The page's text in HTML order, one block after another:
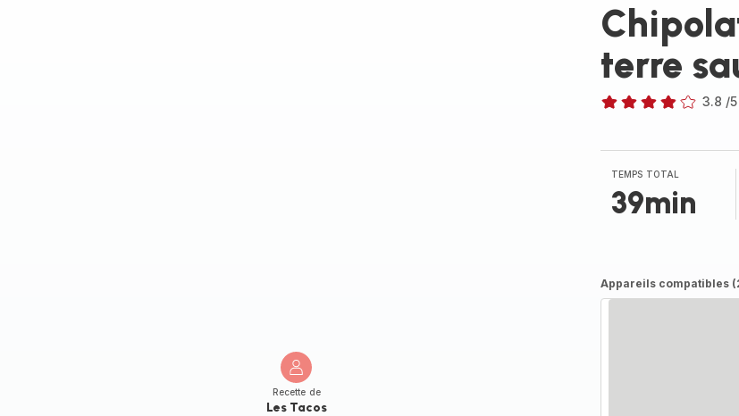
Recette de
Les Tacos
terre
3.8 /5
TEMPS TOTAL
39min
Appareils compatibles